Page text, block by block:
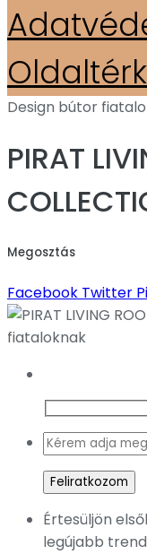
Design bútor
PIRAT
Megosztás
Facebook Twitter
Értesüljön
legújabb